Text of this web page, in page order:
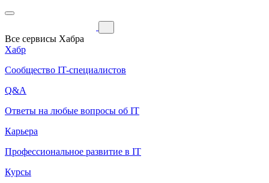
Все сервисы Хабра
Хабр
Сообщество IT-специалистов
Q&A
Ответы на любые вопросы об IT
Карьера
Профессиональное развитие в IT
Курсы